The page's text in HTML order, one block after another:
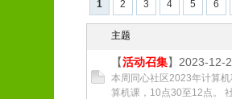
1 2 3 4 5 6
主题
【活动召集】2023-12-
本周同心社区2023年计算
算机课，10点30至12点。